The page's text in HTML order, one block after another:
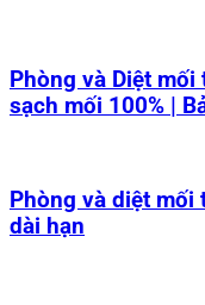
Phòng và Diệt
sạch mối 100% |
Phòng và diệt mối
dài hạn